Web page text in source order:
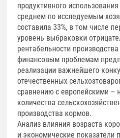
продуктивного
среднем по исследуемым
составила 33%, в том числе
уровень выбраковки
рентабельности
финансовым проблемам
реализации важнейшего
отечественных
сравнению с европейскими –
количества
производства кормов.
Анализ влияния возраста
и экономические показатели